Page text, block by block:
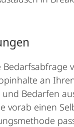
an
Bedarfen
vorab einen